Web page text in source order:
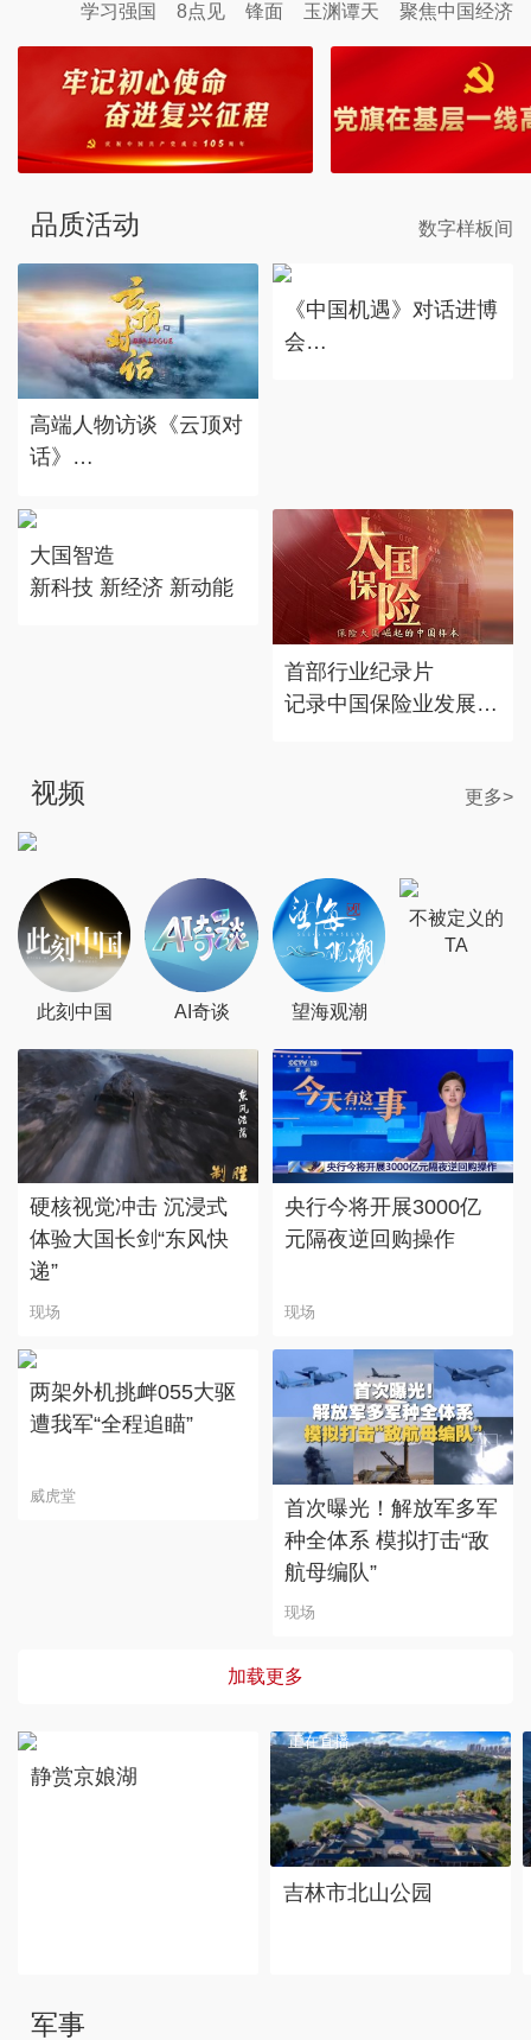
学习强国 8点见 锋面 玉渊谭天 聚焦中国经济
品质活动 数字样板间
高端人物访谈《云顶对
话》
考丰度
《中国机遇》对话进博
会
大国智造
新科技 新经济 新动能
首部行业纪录片
记录中国保险业发展历
视频 更多>
此刻中国 AI奇谈 望海观潮
不被定义的
TA
硬核视觉冲击 沉浸式
体验大国长剑“东风快
递”
现场
央行今将开展3000亿
元隔夜逆回购操作
现场
两架外机挑衅055大驱
遭我军“全程追瞄”
威虎堂
首次曝光！解放军多军
种全体系 模拟打击“敌
航母编队”
现场
加载更多
正在直播
静赏京娘湖
正在直播
吉林市北山公园
军事